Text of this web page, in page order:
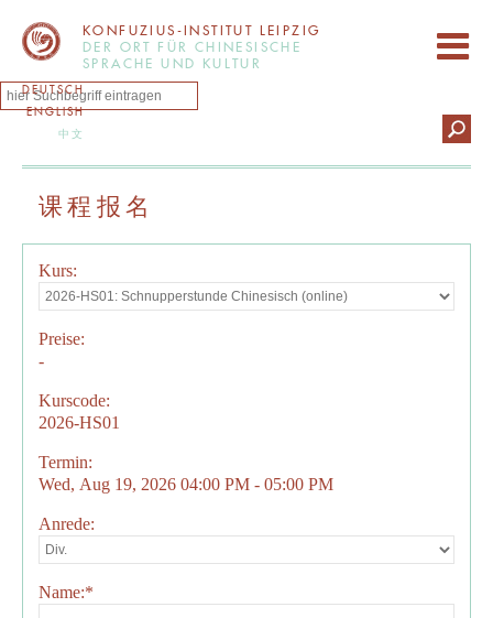
KONFUZIUS-INSTITUT LEIPZIG
DER ORT FÜR CHINESISCHE
SPRACHE UND KULTUR
DEUTSCH
ENGLISH
中文
课程报名
Kurs:
Preise:
-
Kurscode:
2026-HS01
Termin:
Wed, Aug 19, 2026 04:00 PM - 05:00 PM
Anrede:
Name:*